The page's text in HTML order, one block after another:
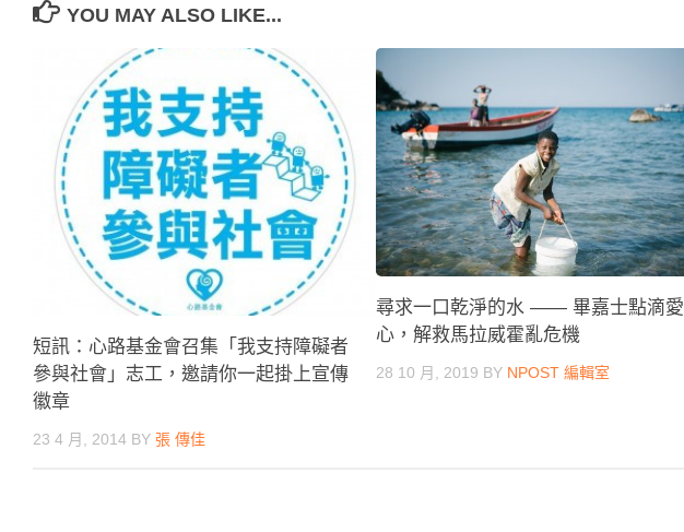
YOU MAY ALSO LIKE...
短訊：心路基金會召集「我支持障礙者
參與社會」志工，邀請你一起掛上宣傳
徽章
23 4 月, 2014 BY 張 傳佳
尋求一口乾淨的水 —— 畢嘉士點滴愛
心，解救馬拉威霍亂危機
28 10 月, 2019 BY NPOST 編輯室